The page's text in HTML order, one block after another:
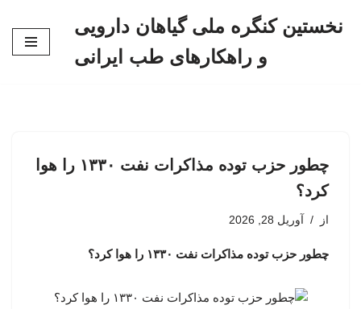
نخستین کنگره ملی گیاهان دارویی
و راهکارهای طب ایرانی
چطور حزب توده مذاکرات نفت ۱۳۳۰ را هوا
کرد؟
از آوریل 28, 2026
چطور حزب توده مذاکرات نفت ۱۳۳۰ را هوا کرد؟